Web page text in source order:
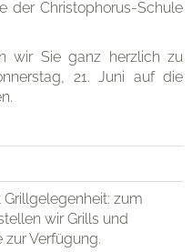
der Christophorus-Schule
wir Sie ganz herzlich zu
21. Juni auf die
Grillgelegenheit: zum
wir Grills und
zur Verfügung.